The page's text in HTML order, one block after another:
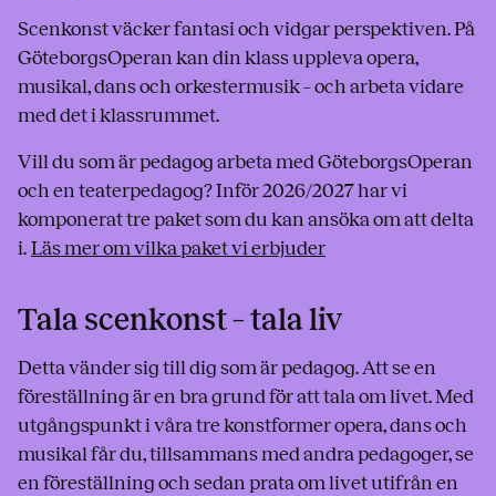
Scenkonst väcker fantasi och vidgar perspektiven. På
GöteborgsOperan kan din klass uppleva opera,
musikal, dans och orkestermusik – och arbeta vidare
med det i klassrummet.
Vill du som är pedagog arbeta med GöteborgsOperan
och en teaterpedagog? Inför 2026/2027 har vi
komponerat tre paket som du kan ansöka om att delta
i. Läs mer om vilka paket vi erbjuder
Tala scenkonst – tala liv
Detta vänder sig till dig som är pedagog. Att se en
föreställning är en bra grund för att tala om livet. Med
utgångspunkt i våra tre konstformer opera, dans och
musikal får du, tillsammans med andra pedagoger, se
en föreställning och sedan prata om livet utifrån en